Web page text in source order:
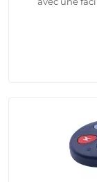
à votre système
votre
technologie
vous
étendue et à
sécurité de